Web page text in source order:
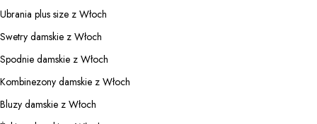
Ubrania plus size z Włoch
Swetry damskie z Włoch
Spodnie damskie z Włoch
Kombinezony damskie z Włoch
Bluzy damskie z Włoch